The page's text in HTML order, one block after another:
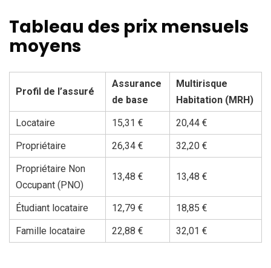
Tableau des prix mensuels
moyens
Profil de l’assuré
Assurance
de base
Multirisque
Habitation (MRH)
Locataire
15,31 €
20,44 €
Propriétaire
26,34 €
32,20 €
Propriétaire Non
Occupant (PNO)
13,48 € 13,48 €
Étudiant locataire 12,79 €
18,85 €
Famille locataire
22,88 € 32,01 €